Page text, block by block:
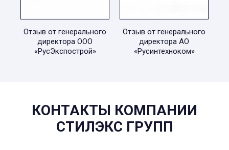
Отзыв от генерального
директора ООО
«РусЭкспострой»
Отзыв от генерального
директора АО
«Русинтехноком»
КОНТАКТЫ КОМПАНИИ
СТИЛЭКС ГРУПП